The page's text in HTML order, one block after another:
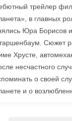
трейлер
в главных
Юра Борисов
Сюжет
Хрусте,
несчастного
о своей
и о